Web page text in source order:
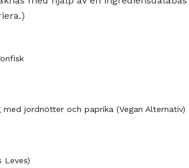
jordnötter och paprika (Vegan Alternativ)
Leves)